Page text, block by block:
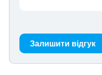
Залишити відгук